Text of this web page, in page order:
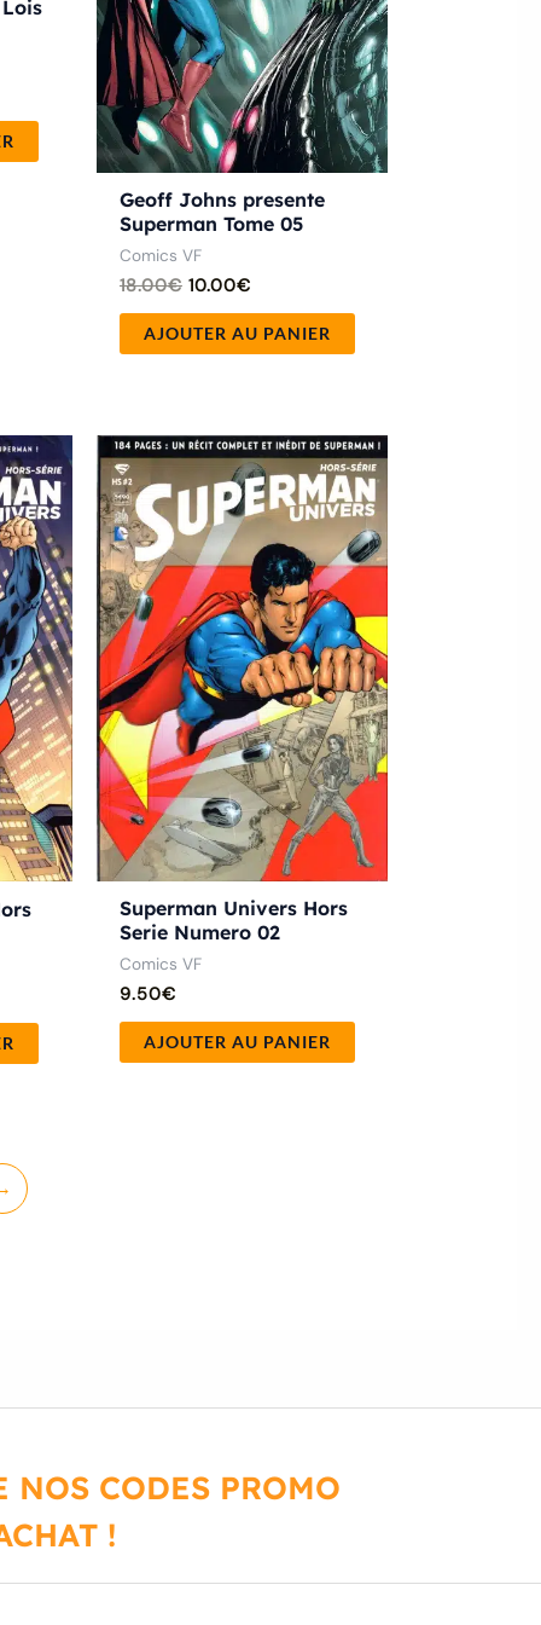
Geoff Johns presente
Superman Tome 05
Comics VF
18.00€ 10.00€
AJOUTER AU PANIER
Superman Univers Hors
Serie Numero 02
Comics VF
9.50€
AJOUTER AU PANIER
CODES PROMO
!